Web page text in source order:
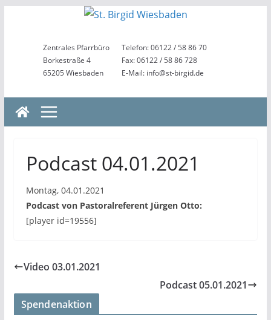
springenZentrales Pfarrbüro
Borkestraße 4
65205 Wiesbaden
Telefon: 06122 / 58 86 70
Fax: 06122 / 58 86 728
E-Mail: info@st-birgid.de
Podcast 04.01.2021
Montag, 04.01.2021
Podcast von Pastoralreferent Jürgen Otto:
[player id=19556]
Video 03.01.2021
Podcast 05.01.2021
Spendenaktion